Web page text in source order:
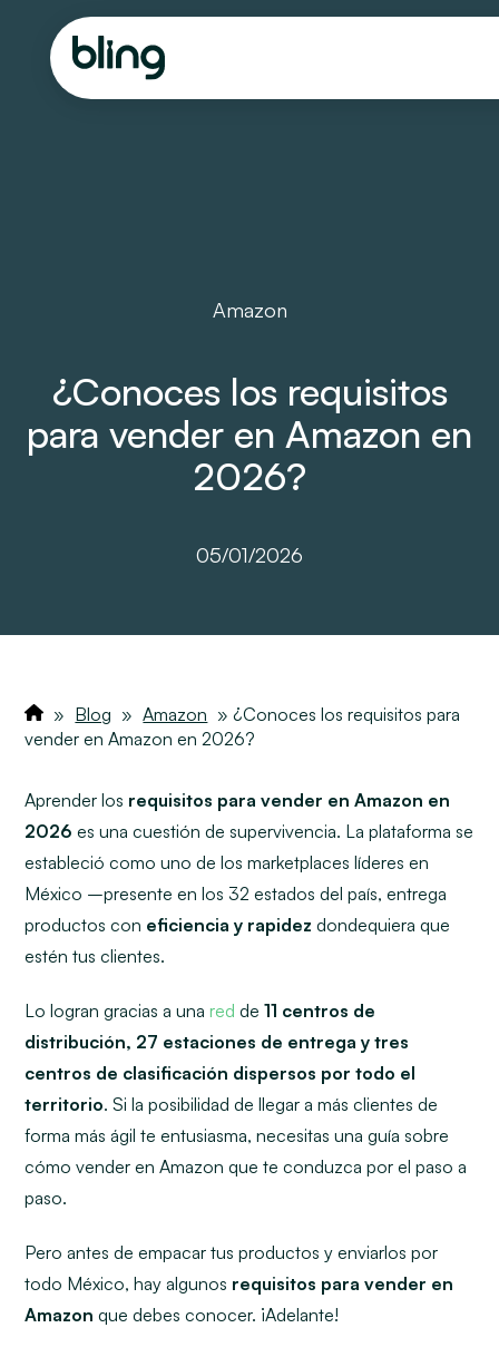
Amazon
¿Conoces los requisitos
para vender en Amazon en
2026?
05/01/2026
» Blog » Amazon »¿Conoces los requisitos para
vender en Amazon en 2026?
Aprender los requisitos para vender en Amazon en
2026es una cuestión de supervivencia. La plataforma se
estableció como uno de los marketplaces líderes en
México –presente en los 32 estados del país, entrega
productos con eficiencia y rapidez dondequiera que
estén tus clientes.
Lo logran gracias a unared de11 centros de
distribución, 27 estaciones de entrega y tres
centros de clasificación dispersos por todo el
territorio. Si la posibilidad de llegar a más clientes de
forma más ágil te entusiasma, necesitas una guía sobre
cómo vender en Amazon que te conduzca por el paso a
paso.
Pero antes de empacar tus productos y enviarlos por
todo México, hay algunos requisitos para vender en
Amazon que debes conocer. ¡Adelante!